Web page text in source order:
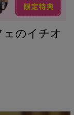
のイチオ